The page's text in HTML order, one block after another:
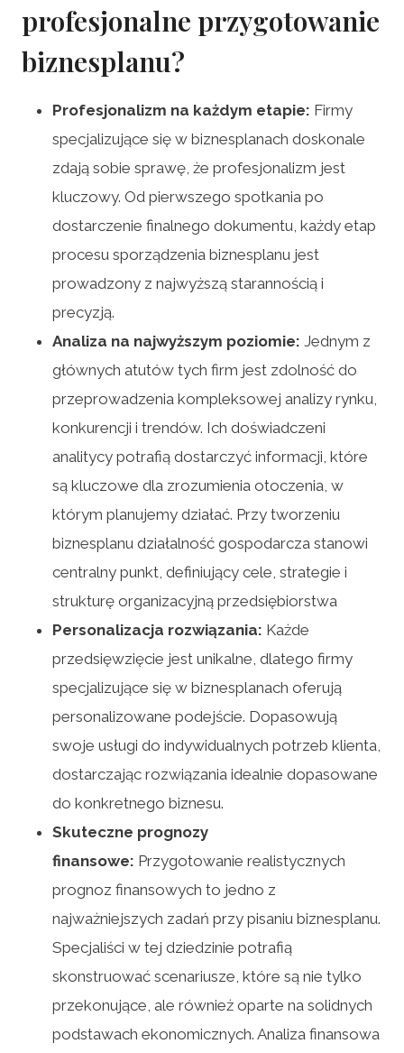
profesjonalne przygotowanie
biznesplanu?
Profesjonalizm na każdym etapie: Firmy
specjalizujące się w biznesplanach doskonale
zdają sobie sprawę, że profesjonalizm jest
kluczowy. Od pierwszego spotkania po
dostarczenie finalnego dokumentu, każdy etap
procesu sporządzenia biznesplanu jest
prowadzony z najwyższą starannością i
precyzją.
Analiza na najwyższym poziomie: Jednym z
głównych atutów tych firm jest zdolność do
przeprowadzenia kompleksowej analizy rynku,
konkurencji i trendów. Ich doświadczeni
analitycy potrafią dostarczyć informacji, które
są kluczowe dla zrozumienia otoczenia, w
którym planujemy działać. Przy tworzeniu
biznesplanu działalność gospodarcza stanowi
centralny punkt, definiujący cele, strategie i
strukturę organizacyjną przedsiębiorstwa
Personalizacja rozwiązania: Każde
przedsięwzięcie jest unikalne, dlatego firmy
specjalizujące się w biznesplanach oferują
personalizowane podejście. Dopasowują
swoje usługi do indywidualnych potrzeb klienta,
dostarczając rozwiązania idealnie dopasowane
do konkretnego biznesu.
Skuteczne prognozy
finansowe: Przygotowanie realistycznych
prognoz finansowych to jedno z
najważniejszych zadań przy pisaniu biznesplanu.
Specjaliści w tej dziedzinie potrafią
skonstruować scenariusze, które są nie tylko
przekonujące, ale również oparte na solidnych
podstawach ekonomicznych. Analiza finansowa